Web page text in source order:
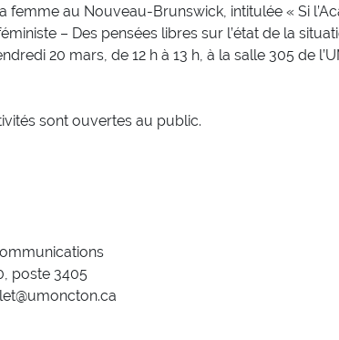
femme au Nouveau-Brunswick, intitulée « Si
– Des pensées libres sur l’état de la
20 mars, de 12 h à 13 h, à la salle 305 de
sont ouvertes au public.
poste 3405